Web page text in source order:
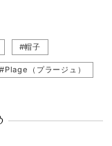
#帽子
#Plage（プラージュ）